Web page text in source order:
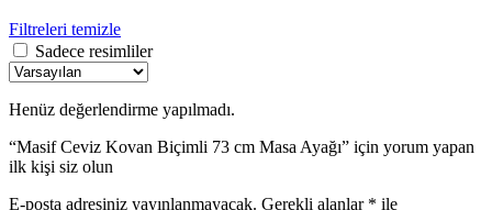
Filtreleri temizle
Sadece resimliler
Henüz değerlendirme yapılmadı.
“Masif Ceviz Kovan Biçimli 73 cm Masa Ayağı” için yorum yapan
ilk kişi siz olun
E-posta adresiniz yayınlanmayacak. Gerekli alanlar * ile